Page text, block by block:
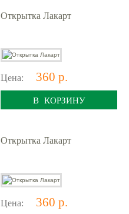
Открытка Лакарт
Цена: 360 р.
В КОРЗИНУ
Открытка Лакарт
Цена: 360 р.